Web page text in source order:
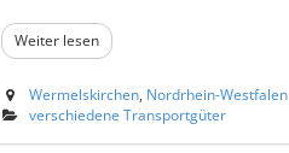
Weiter lesen
Wermelskirchen, Nordrhein-Westfalen
verschiedene Transportgüter